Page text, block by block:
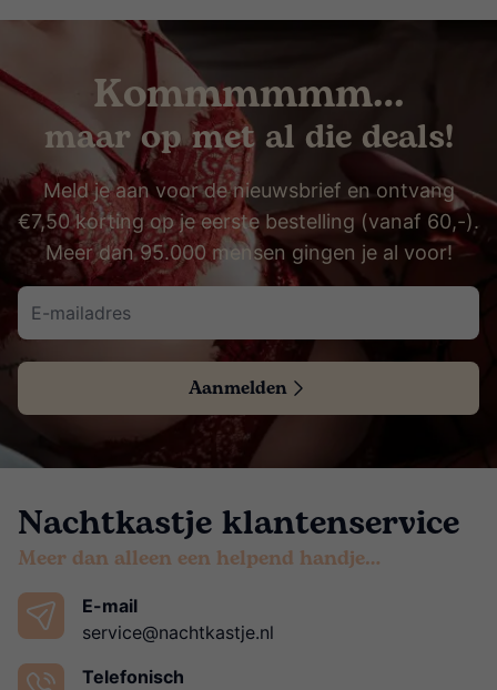
Kommmmmm…
maar op met al die deals!
Meld je aan voor de nieuwsbrief en ontvang
€7,50 korting op je eerste bestelling (vanaf 60,-).
Meer dan 95.000 mensen gingen je al voor!
Aanmelden
Nachtkastje klantenservice
Meer dan alleen een helpend handje…
E-mail
service@nachtkastje.nl
Telefonisch